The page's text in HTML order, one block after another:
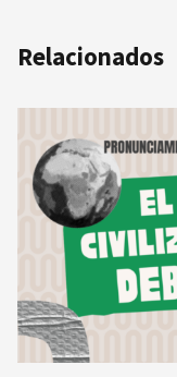
Relacionados